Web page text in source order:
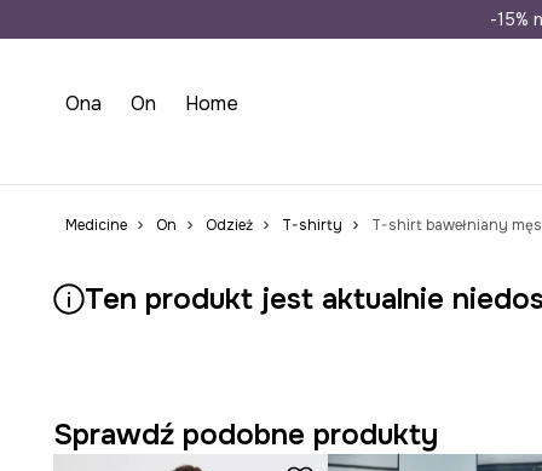
Wysyłka
-15%
Ona On Home
Medicine On Odzież T-shirty
Ten produkt jest aktualnie
Sprawdź podobne produkty